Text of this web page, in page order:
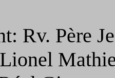
Rv. Père
Lionel